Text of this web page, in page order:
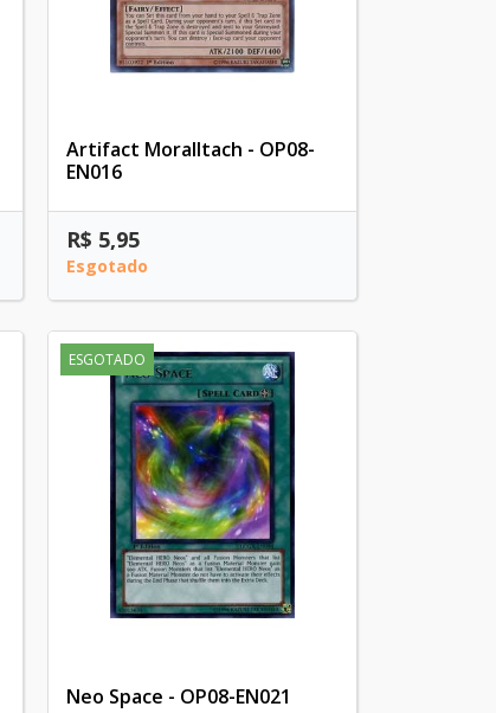
Artifact Moralltach - OP08-
EN016
R$ 5,95
Esgotado
ESGOTADO
Neo Space - OP08-EN021